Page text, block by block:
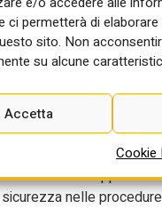
ci permetterà di
sito. Non
su alcune
Accetta
Cookie
imprese
e mondo della
dimensione
industriale,
leale devono trovare
con quali procedure,
In questo
continua a
nelle